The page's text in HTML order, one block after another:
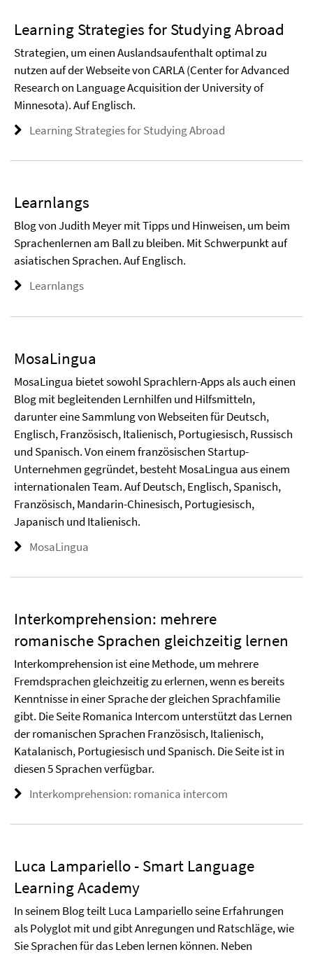
Learning Strategies for Studying Abroad
Strategien, um einen Auslandsaufenthalt optimal zu
nutzen auf der Webseite von CARLA (Center for Advanced
Research on Language Acquisition der University of
Minnesota). Auf Englisch.
Learning Strategies for Studying Abroad
Learnlangs
Blog von Judith Meyer mit Tipps und Hinweisen, um beim
Sprachenlernen am Ball zu bleiben. Mit Schwerpunkt auf
asiatischen Sprachen. Auf Englisch.
Learnlangs
MosaLingua
MosaLingua bietet sowohl Sprachlern-Apps als auch einen
Blog mit begleitenden Lernhilfen und Hilfsmitteln,
darunter eine Sammlung von Webseiten für Deutsch,
Englisch, Französisch, Italienisch, Portugiesisch, Russisch
und Spanisch. Von einem französischen Startup-
Unternehmen gegründet, besteht MosaLingua aus einem
internationalen Team. Auf Deutsch, Englisch, Spanisch,
Französisch, Mandarin-Chinesisch, Portugiesisch,
Japanisch und Italienisch.
MosaLingua
Interkomprehension: mehrere
romanische Sprachen gleichzeitig lernen
Interkomprehension ist eine Methode, um mehrere
Fremdsprachen gleichzeitig zu erlernen, wenn es bereits
Kenntnisse in einer Sprache der gleichen Sprachfamilie
gibt. Die Seite Romanica Intercom unterstützt das Lernen
der romanischen Sprachen Französisch, Italienisch,
Katalanisch, Portugiesisch und Spanisch. Die Seite ist in
diesen 5 Sprachen verfügbar.
Interkomprehension: romanica intercom
Luca Lampariello - Smart Language
Learning Academy
In seinem Blog teilt Luca Lampariello seine Erfahrungen
als Polyglot mit und gibt Anregungen und Ratschläge, wie
Sie Sprachen für das Leben lernen können. Neben